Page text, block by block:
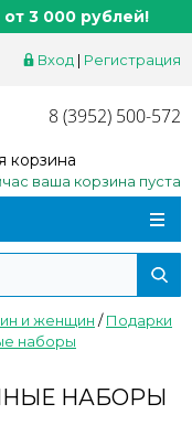
3 000 рублей!
Вход | Регистрация
8 (3952) 500-572
корзина
ваша корзина пуста
и женщин /Подарки
наборы
НАБОРЫ